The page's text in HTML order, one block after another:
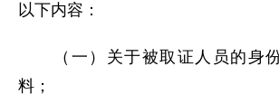
以下内容：
（一）关于被取证人员的身份
料；